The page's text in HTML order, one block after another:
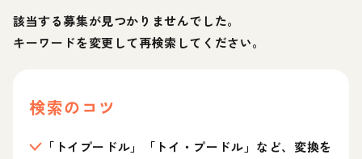
該当する募集が見つかりませんでした。
キーワードを変更して再検索してください。
検索のコツ
「トイプードル」「トイ・プードル」など、変換を